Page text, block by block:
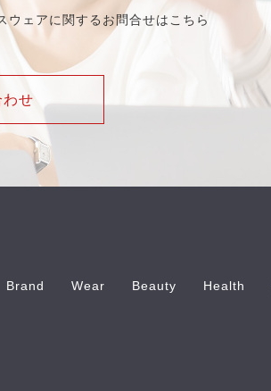
ウェアに関するお問合せはこちら
わせ
Brand Wear Beauty Health